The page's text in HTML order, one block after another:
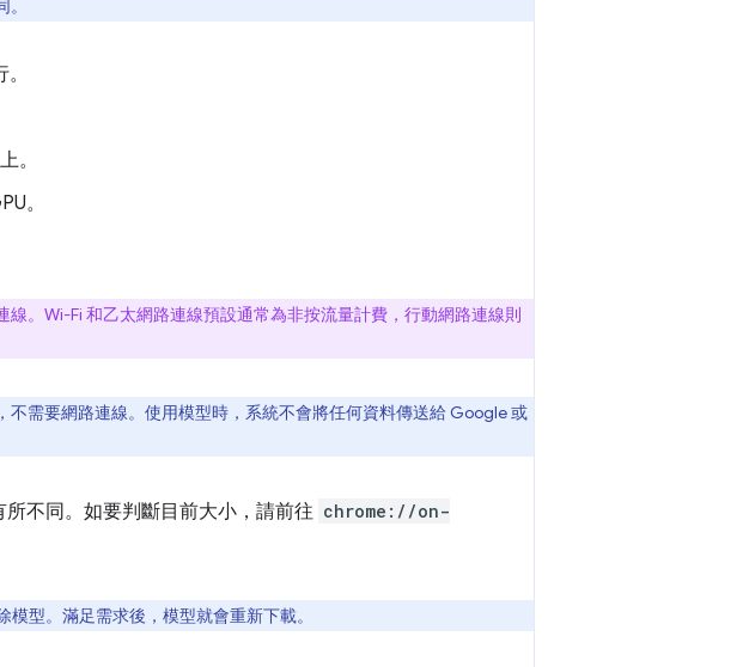
。
。
線。Wi-Fi 和乙太網路連線預設通常為非按流量計費，行動網路連線則
不需要網路連線。使用模型時，系統不會將任何資料傳送給 Google 或
不同。如要判斷目前大小，請前往 chrome://on-
型。滿足需求後，模型就會重新下載。